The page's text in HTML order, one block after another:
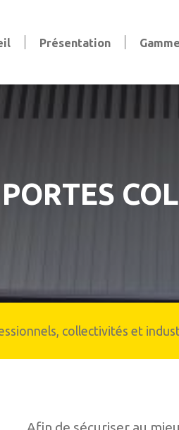
Présentation
Stores
Stores
Claustras
Carport et
PORTES
collectivités et